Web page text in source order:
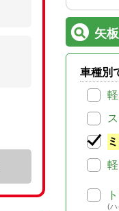
矢
車種別
(ハ